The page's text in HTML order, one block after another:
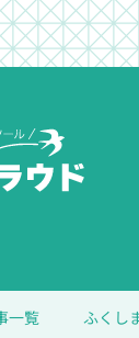
一覧 ふくし